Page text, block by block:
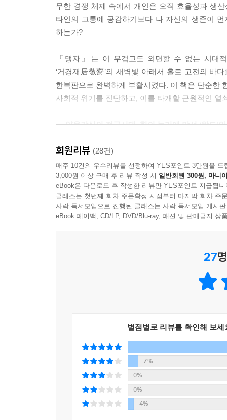
君子以仁存心 以禮存心. 군자이인존심 이례존심.
“군자는 인仁으로 마음을 보존하고 예禮로 마음을
다. 사람의 아픔을 자기 아픔으로 받아들인다. 가
안에 자리 잡는다. 자리 잡힌 인이 자기 마음을 보
--- p.206
무한 경쟁 체제 속에서 개인은 오직 효율성과 생
타인의 고통에 공감하기보다 나 자신의 생존이
하는가?
『맹자』는 이 무겁고도 외면할 수 없는 시대
‘거경재居敬齋’의 새벽빛 아래서 홀로 고전의 바
한복판으로 완벽하게 부활시켰다. 이 책은 단순한
사회적 위기를 진단하고, 이를 타개할 근원적인
··· 약육강식의 전국시대, 힘의 논리에 맞선 ‘왕도’와
맹자가 살아갔던 전국시대戰國時代는 말 그대
확장과 부국강병이라는 가치를 추종하며 백성
것인가?”라는 패도霸道 정치의 효율성에 매몰되
왕도 정치의 절대적 기반으로 인간의 내재적 선함
당대 제후들에게 맹자의 주장은 현실을 모르
살라”는 도덕적 훈계가 아님을 간파한다. 그것은
이 책이 지닌 가장 독보적인 학술적 성취이자 미
한쪽에 치우친 교조주의적 도그마를 과감히 넘어
무엇보다 이 책의 백미는 성리학적 우주론으로
모색했던 실학의 거두 ‘다산茶山 정약용’, 그리고
회원리뷰 (28건)
매주 10건의 우수리뷰를 선정하여 YES포인트 3만원을 드
3,000원 이상 구매 후 리뷰 작성 시 일반회원 300원, 마니
eBook은 다운로드 후 작성한 리뷰만 YES포인트 지급됩니
클래스는 첫번째 회차 주문확정 시점부터 마지막 회차 주
사락 독서모임으로 진행된 클래스는 사락 독서모임 게시
eBook 페이백, CD/LP, DVD/Blu-ray, 패션 및 판매금지 상
27
별점별로 리뷰를 확인해 보세
7%
0%
0%
4%